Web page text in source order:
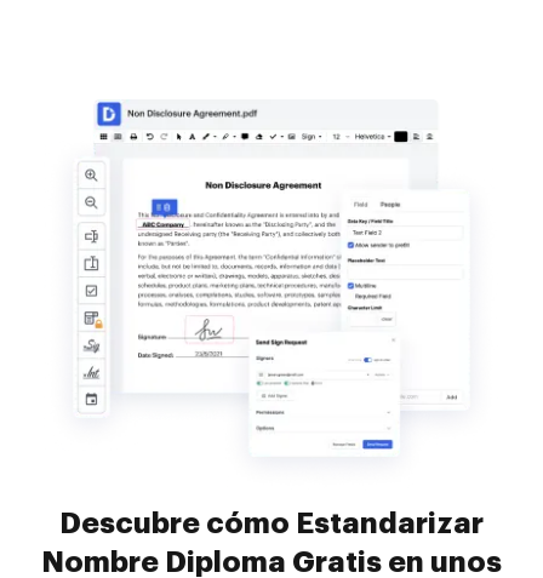
Descubre cómo Estandarizar
Nombre Diploma Gratis en unos